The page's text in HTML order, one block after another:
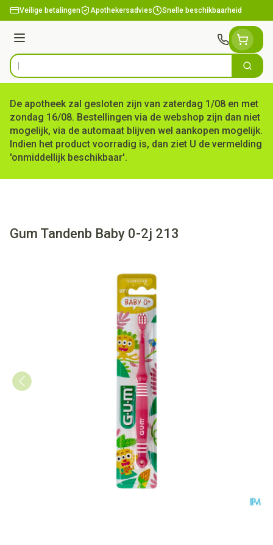
Ga naar de inhoud
Veilige betalingen Apothekersadvies Snelle beschikbaarheid
Menu
Product, merk, categorie... Zoek
De apotheek zal gesloten zijn van zaterdag 1/08 en met
zondag 16/08. Bestellingen via de webshop zijn dan niet
mogelijk, via de automaat blijven wel aankopen mogelijk.
Indien het product voorradig is, dan ziet U de vermelding
'onmiddellijk beschikbaar'.
Gum Tandenb Baby 0-2j 213